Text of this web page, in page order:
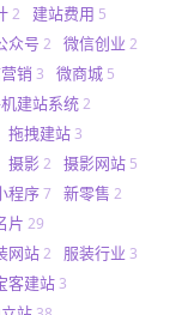
2 建站费用 5
众号 2 微信创业 2
销 3 微商城 5
建站系统2
拖拽建站 3
摄影2 摄影网站 5
程序7 新零售 2
片 29
网站2 服装行业 3
客建站 3